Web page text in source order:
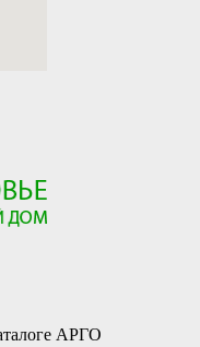
АРГО